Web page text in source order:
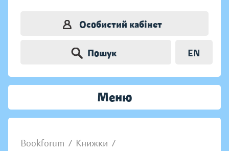
Особистий кабінет
Пошук EN
Меню
Bookforum / Книжки /